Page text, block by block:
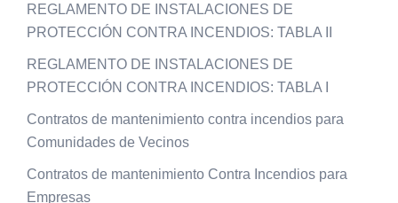
REGLAMENTO DE INSTALACIONES DE
PROTECCIÓN CONTRA INCENDIOS: TABLA II
REGLAMENTO DE INSTALACIONES DE
PROTECCIÓN CONTRA INCENDIOS: TABLA I
Contratos de mantenimiento contra incendios para
Comunidades de Vecinos
Contratos de mantenimiento Contra Incendios para
Empresas